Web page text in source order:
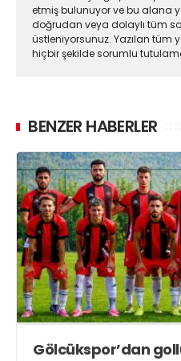
etmiş bulunuyor ve bu alana
doğrudan veya dolaylı tüm
üstleniyorsunuz. Yazılan tüm
hiçbir şekilde sorumlu
BENZER HABERLER
Gölcükspor’dan